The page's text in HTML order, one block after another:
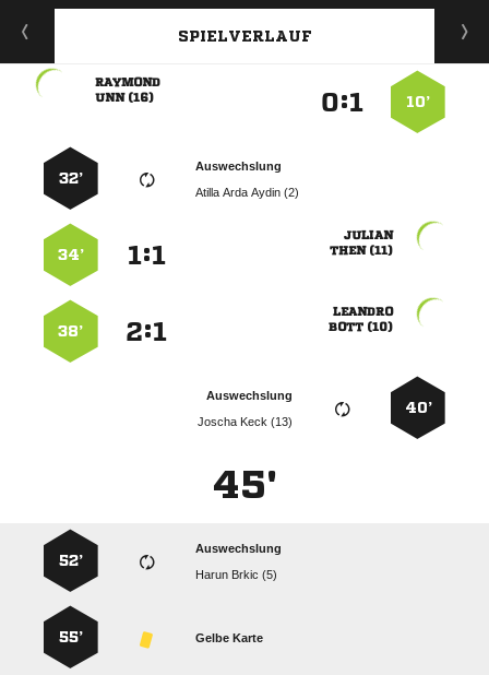
SPIELVERLAUF
10’
:

 
Auswechslung
   
32’

 
:
34’

 
:
38’
40’
Auswechslung
  
45'
Auswechslung
  
52’
Gelbe Karte
55’